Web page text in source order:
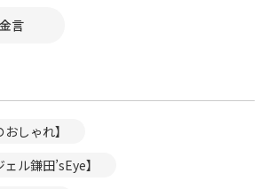
言
しゃれ】
ル鎌田’sEye】